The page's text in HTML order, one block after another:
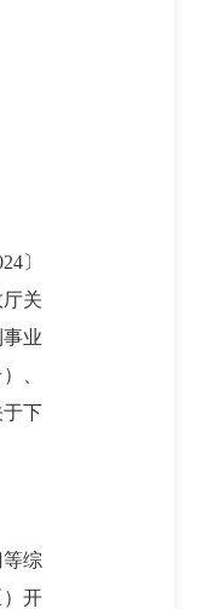
〕
关
业
、
于下
综
开